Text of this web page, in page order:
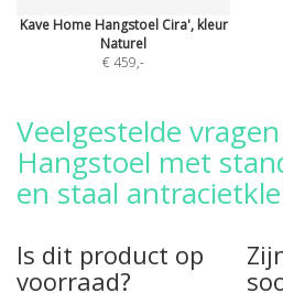
Kave Home Hangstoel Cira', kleur
Naturel
€ 459,-
Veelgestelde
Hangstoel met
en staal
Is dit product op
voorraad?